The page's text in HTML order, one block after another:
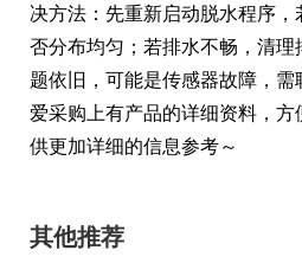
决方法：先重新启动脱水程序
否分布均匀；若排水不畅，清理
题依旧，可能是传感器故障，需
爱采购上有产品的详细资料，
供更加详细的信息参考～
其他推荐